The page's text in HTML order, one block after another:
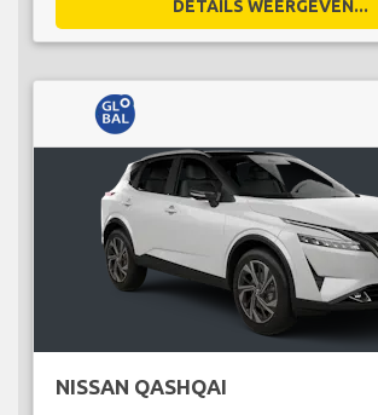
DETAILS WEERGEVEN...
NISSAN QASHQAI